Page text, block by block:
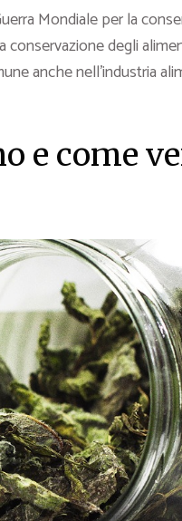
Mondiale per la
conservazione degli
anche nell’industria
e come